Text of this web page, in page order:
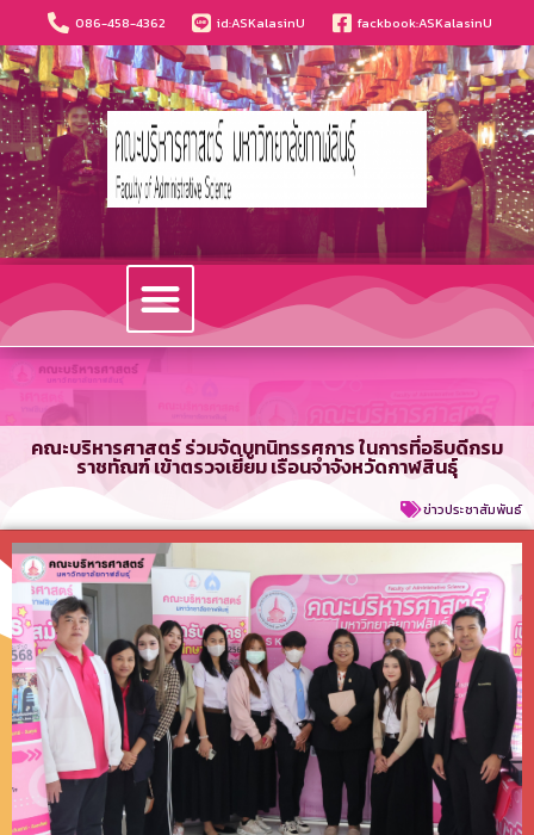
086-458-4362 id:ASKalasinU fackbook:ASKalasinU
คณะบริหารศาสตร์ ร่วมจัดบูทนิทรรศการ ในการที่อธิบดีกรม
ราชทัณฑ์ เข้าตรวจเยี่ยม เรือนจำจังหวัดกาฬสินธุ์
ข่าวประชาสัมพันธ์